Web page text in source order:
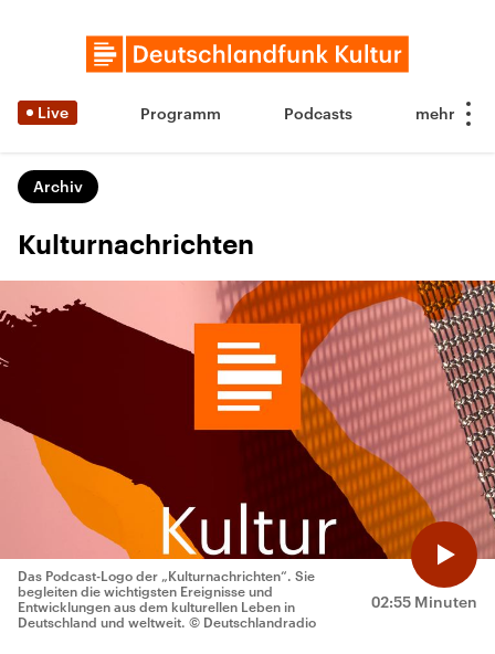
Live Programm Podcasts
Archiv
Kulturnachrichten
02:55 Minuten
Das Podcast-Logo der „Kulturnachrichten“. Sie
begleiten die wichtigsten Ereignisse und
Entwicklungen aus dem kulturellen Leben in
Deutschland und weltweit. © Deutschlandradio